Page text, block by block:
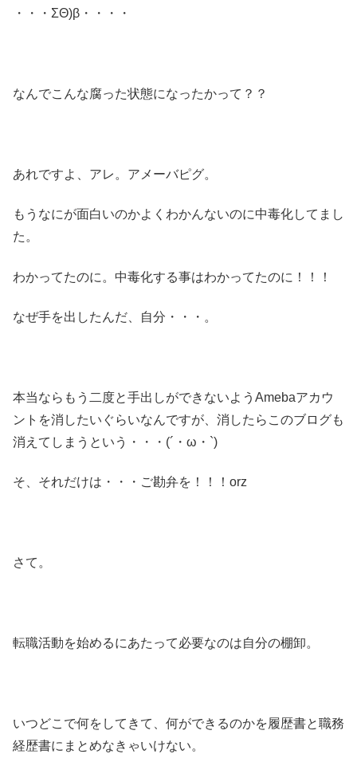
・・・ΣΘ)β・・・・
なんでこんな腐った状態になったかって？？
あれですよ、アレ。アメーバピグ。
もうなにが面白いのかよくわかんないのに中毒化してまし
た。
わかってたのに。中毒化する事はわかってたのに！！！
なぜ手を出したんだ、自分・・・。
本当ならもう二度と手出しができないようAmebaアカウ
ントを消したいぐらいなんですが、消したらこのブログも
消えてしまうという・・・(´・ω・`)
そ、それだけは・・・ご勘弁を！！！orz
さて。
転職活動を始めるにあたって必要なのは自分の棚卸。
いつどこで何をしてきて、何ができるのかを履歴書と職務
経歴書にまとめなきゃいけない。